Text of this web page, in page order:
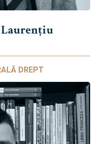
DREPT